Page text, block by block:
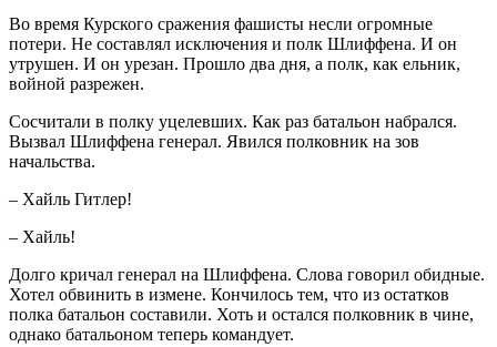
Во время Курского сражения фашисты несли огромные
потери. Не составлял исключения и полк Шлиффена. И он
утрушен. И он урезан. Прошло два дня, а полк, как ельник,
войной разрежен.
Сосчитали в полку уцелевших. Как раз батальон набрался.
Вызвал Шлиффена генерал. Явился полковник на зов
начальства.
– Хайль Гитлер!
– Хайль!
Долго кричал генерал на Шлиффена. Слова говорил обидные.
Хотел обвинить в измене. Кончилось тем, что из остатков
полка батальон составили. Хоть и остался полковник в чине,
однако батальоном теперь командует.